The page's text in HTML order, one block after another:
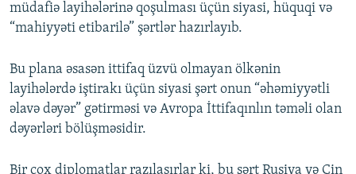
müdafiə layihələrinə qoşulması üçün siyasi, hüquqi və
“mahiyyəti etibarilə” şərtlər hazırlayıb.
Bu plana əsasən ittifaq üzvü olmayan ölkənin
layihələrdə iştirakı üçün siyasi şərt onun “əhəmiyyətli
əlavə dəyər” gətirməsi və Avropa İttifaqınlın təməli olan
dəyərləri bölüşməsidir.
Bir çox diplomatlar razılaşırlar ki, bu şərt Rusiya və Çin